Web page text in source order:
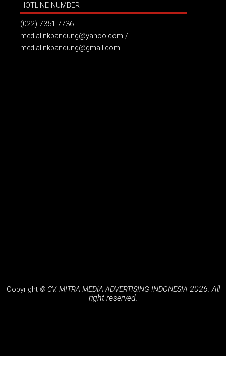
t
a
g
r
t
s
a
p
HOTLINE NUMBER
(022) 7351 7736
medialinkbandung@yahoo.com /
medialinkbandung@gmail.com
Copyright© CV. MITRA MEDIA ADVERTISING INDONESIA 2026. All
right reserved.